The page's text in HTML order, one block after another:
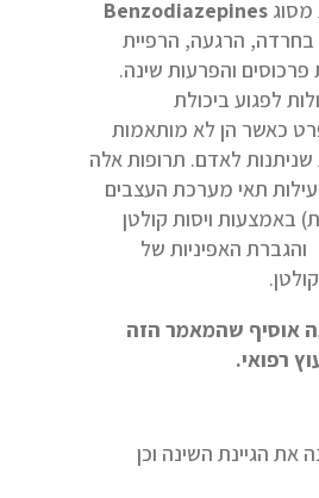
מסוג Benzodiazepines
בחרדה, הרגעה, הרפיית
והפרעות שינה.
לפגוע ביכולת
כאשר הן לא מותאמות
לאדם. תרופות אלה
תאי מערכת העצבים
באמצעות ויסות קולטן
והגברת האפיניות של
אוסיף שהמאמר הזה
רפואי.
את הגיינת השינה וכן